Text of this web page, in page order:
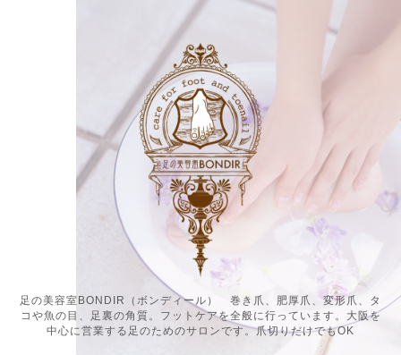
足の美容室BONDIR（ボンディール） 巻き爪、肥厚爪、変形爪、タ
コや魚の目、足裏の角質。フットケアを全般に行っています。大阪を
中心に営業する足のためのサロンです。爪切りだけでもOK